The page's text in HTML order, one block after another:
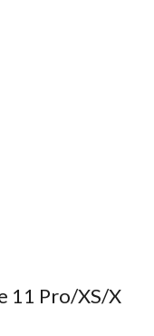
11 Pro/XS/X